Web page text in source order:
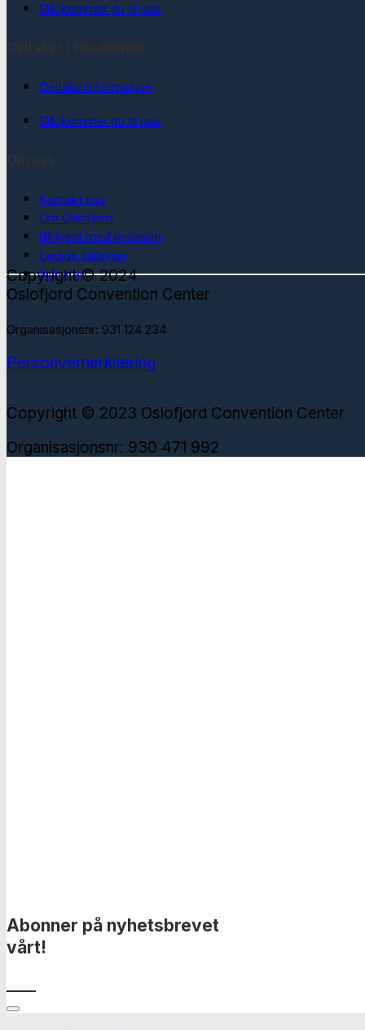
Slik kommer du til oss
Deltakerinformasjon
Slik kommer du til oss
Kontakt oss
Om Oslofjord
Bli kjent med ledelsen
Ledige stillinger
Nyheter
Copyright © 2024
Oslofjord Convention Center
Organisasjonsnr: 931 124 234
Personvernerklæring
Copyright © 2023 Oslofjord Convention Center
Organisasjonsnr: 930 471 992
Abonner på nyhetsbrevet
vårt!